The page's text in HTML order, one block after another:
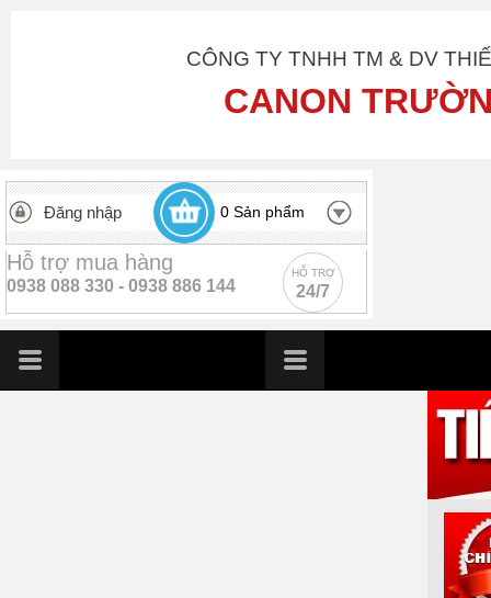
CÔNG TY TNHH TM & DV
CANON
Đăng nhập 0 Sản phẩm
Hỗ trợ mua hàng
0938 088 330 - 0938 886 144
HỖ TRỢ
24/7